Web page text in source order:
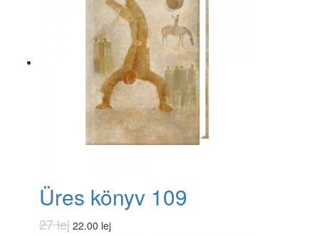
Üres könyv 109
27 lej 22.00 lej